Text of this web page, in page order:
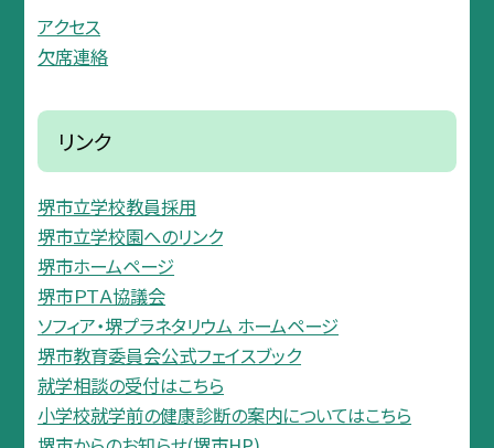
アクセス
欠席連絡
リンク
堺市立学校教員採用
堺市立学校園へのリンク
堺市ホームページ
堺市ＰＴＡ協議会
ソフィア・堺プラネタリウム ホームページ
堺市教育委員会公式フェイスブック
就学相談の受付はこちら
小学校就学前の健康診断の案内についてはこちら